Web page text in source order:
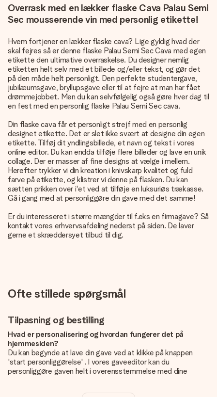
Overrask med en lækker flaske Cava Palau Semi
Sec mousserende vin med personlig etikette!
Hvem fortjener en lækker flaske cava? Lige gyldig hvad der
skal fejres så er denne flaske Palau Semi Sec Cava med egen
etikette den ultimative overraskelse. Du designer nemlig
etiketten helt selv med et billede og/eller tekst, og gør det
på den måde helt personligt. Den perfekte studentergave,
jubilæumsgave, bryllupsgave eller til at fejre at man har fået
drømmejobbet. Men du kan selvfølgelig også gøre hver dag til
en fest med en personlig flaske Palau Semi Sec cava.
Din flaske cava får et personligt strejf med en personlig
designet etikette. Det er slet ikke svært at designe din egen
etikette. Tilføj dit yndlingsbillede, et navn og tekst i vores
online editor. Du kan endda tilføje flere billeder og lave en unik
collage. Der er masser af fine designs at vælge i mellem.
Herefter trykker vi din kreation i knivskarp kvalitet og fuld
farve på etikette, og klistrer vi denne på flasken. Du kan
sætten prikken over i'et ved at tilføje en luksuriøs trækasse.
Gå i gang med at personliggøre din gave med det samme!
Er du interesseret i større mængder til f.eks en firmagave? Så
kontakt vores erhvervsafdeling nederst på siden. De laver
gerne et skræddersyet tilbud til dig.
Ofte stillede spørgsmål
Tilpasning og bestilling
Hvad er personalisering og hvordan fungerer det på
hjemmesiden?
Du kan begynde at lave din gave ved at klikke på knappen
'start personliggørelse' . I vores gaveeditor kan du
personliggøre gaven helt i overensstemmelse med dine